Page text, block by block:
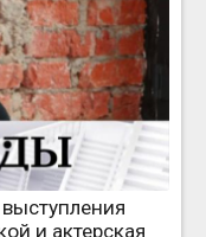
и актерская